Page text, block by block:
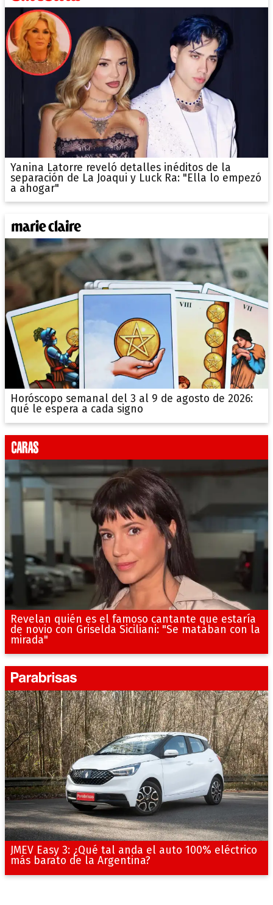
Yanina Latorre reveló detalles inéditos de la
separación de La Joaqui y Luck Ra: "Ella lo empezó
a ahogar"
Horóscopo semanal del 3 al 9 de agosto de 2026:
qué le espera a cada signo
Revelan quién es el famoso cantante que estaría
de novio con Griselda Siciliani: "Se mataban con la
mirada"
JMEV Easy 3: ¿Qué tal anda el auto 100% eléctrico
más barato de la Argentina?